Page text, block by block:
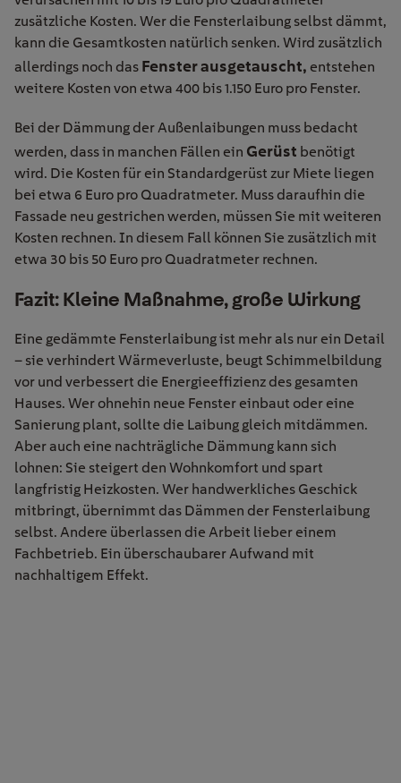
zusätzliche Kosten. Wer die Fensterlaibung selbst dämmt,
kann die Gesamtkosten natürlich senken. Wird zusätzlich
allerdings noch das Fensterausgetauscht, entstehen
weitere Kosten von etwa 400 bis 1.150 Euro pro Fenster.
Bei der Dämmung der Außenlaibungen muss bedacht
werden, dass in manchen Fällen ein Gerüst benötigt
wird. Die Kosten für ein Standardgerüst zur Miete liegen
bei etwa 6 Euro pro Quadratmeter. Muss daraufhin die
Fassade neu gestrichen werden, müssen Sie mit weiteren
Kosten rechnen. In diesem Fall können Sie zusätzlich mit
etwa 30 bis 50 Euro pro Quadratmeter rechnen.
Fazit: Kleine Maßnahme, große Wirkung
Eine gedämmte Fensterlaibung ist mehr als nur ein Detail
– sie verhindert Wärmeverluste, beugt Schimmelbildung
vor und verbessert die Energieeffizienz des gesamten
Hauses. Wer ohnehin neue Fenster einbaut oder eine
Sanierung plant, sollte die Laibung gleich mitdämmen.
Aber auch eine nachträgliche Dämmung kann sich
lohnen: Sie steigert den Wohnkomfort und spart
langfristig Heizkosten. Wer handwerkliches Geschick
mitbringt, übernimmt das Dämmen der Fensterlaibung
selbst. Andere überlassen die Arbeit lieber einem
Fachbetrieb. Ein überschaubarer Aufwand mit
nachhaltigem Effekt.